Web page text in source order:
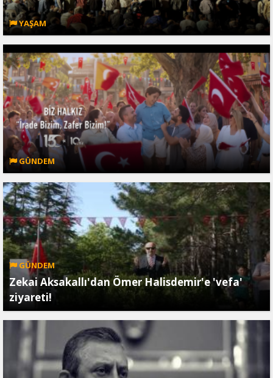
YAŞAM
GÜNDEM
GÜNDEM
Zekai Aksakallı'dan Ömer Halisdemir'e 'vefa'
ziyareti!